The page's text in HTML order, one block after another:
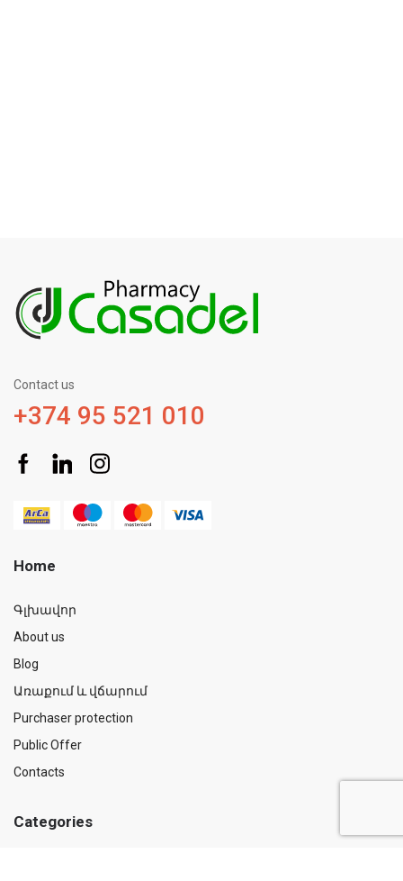
Contact us
+374 95 521 010
Home
Գլխավոր
About us
Blog
Առաքում և վճարում
Purchaser protection
Public Offer
Contacts
Categories